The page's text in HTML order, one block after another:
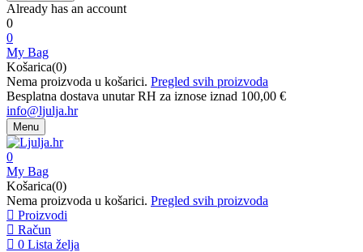
Already has an account
0
0
My Bag
Košarica(0)
Nema proizvoda u košarici. Pregled svih proizvoda
Besplatna dostava unutar RH za iznose iznad 100,00 €
info@ljulja.hr
Menu
0
My Bag
Košarica(0)
Nema proizvoda u košarici. Pregled svih proizvoda
Proizvodi
Račun
0 Lista želja